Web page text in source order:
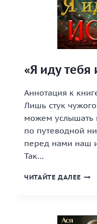
«Я иду тебя
Аннотация к
Лишь стук
можем услышать
по путеводной
перед нами наш
Так…
ЧИТАЙТЕ ДАЛЕЕ «Я